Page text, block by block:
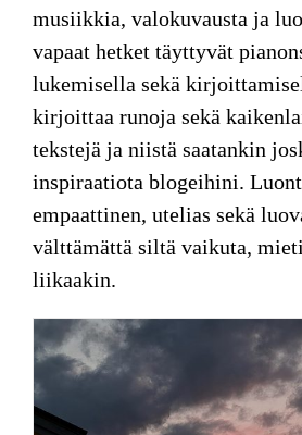
musiikkia, valokuvausta ja
vapaat hetket täyttyvät
lukemisella sekä
kirjoittaa runoja sekä
tekstejä ja niistä saatankin
inspiraatiota blogeihini.
empaattinen, utelias sekä
välttämättä siltä vaikuta,
liikaakin.